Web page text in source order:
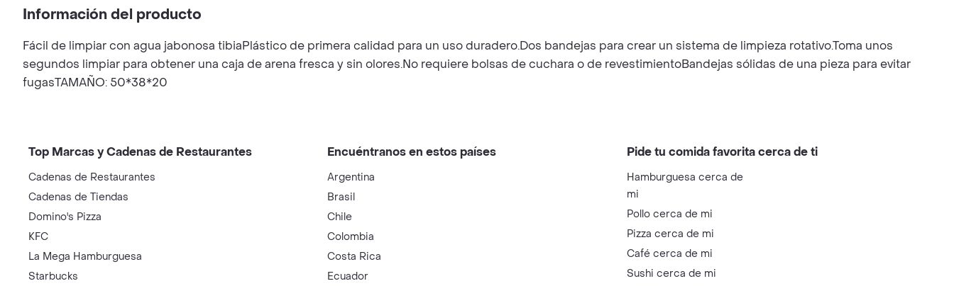
Información del producto
Fácil de limpiar con agua jabonosa tibiaPlástico de primera calidad para un uso duradero.Dos bandejas para crear un sistema de limpieza rotativo.Toma unos
segundos limpiar para obtener una caja de arena fresca y sin olores.No requiere bolsas de cuchara o de revestimientoBandejas sólidas de una pieza para evitar
fugasTAMAÑO: 50*38*20
Top Marcas y Cadenas de Restaurantes
Cadenas de Restaurantes
Cadenas de Tiendas
Domino's Pizza
KFC
La Mega Hamburguesa
Starbucks
Encuéntranos en estos países
Argentina
Brasil
Chile
Colombia
Costa Rica
Ecuador
Pide tu comida favorita cerca de ti
Hamburguesa cerca de
mi
Pollo cerca de mi
Pizza cerca de mi
Café cerca de mi
Sushi cerca de mi